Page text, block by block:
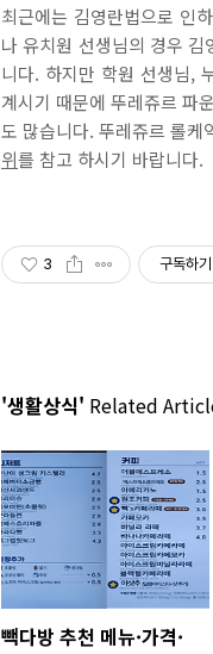
최근에는 김영란법으로 인
나 유치원 선생님의 경우
니다. 하지만 학원 선생님,
계시기 때문에 뚜레쥬르 파
도 많습니다. 뚜레쥬르 롤케
위를 참고 하시기 바랍니다.
3 구독하기
'생활상식' Related
빽다방 추천 메뉴·가격·